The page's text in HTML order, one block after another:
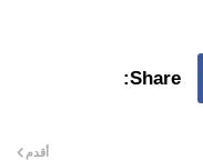
أقدم